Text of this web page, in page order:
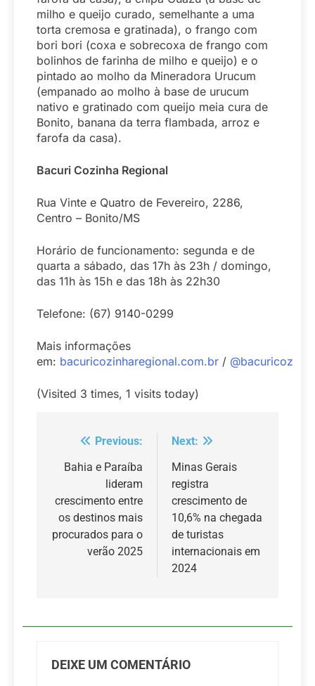
milho e queijo curado, semelhante a uma
torta cremosa e gratinada), o frango com
bori bori (coxa e sobrecoxa de frango com
bolinhos de farinha de milho e queijo) e o
pintado ao molho da Mineradora Urucum
(empanado ao molho à base de urucum
nativo e gratinado com queijo meia cura de
Bonito, banana da terra flambada, arroz e
farofa da casa).
Bacuri Cozinha Regional
Rua Vinte e Quatro de Fevereiro, 2286,
Centro – Bonito/MS
Horário de funcionamento: segunda e de
quarta a sábado, das 17h às 23h / domingo,
das 11h às 15h e das 18h às 22h30
Telefone: (67) 9140-0299
Mais informações
em: bacuricozinharegional.com.br /
(Visited 3 times, 1 visits today)
Navegação
de
Post
Previous:
Bahia e Paraíba
lideram
crescimento entre
os destinos mais
procurados para o
verão 2025
Next:
Minas Gerais
registra
crescimento de
10,6% na chegada
de turistas
internacionais em
2024
DEIXE UM COMENTÁRIO